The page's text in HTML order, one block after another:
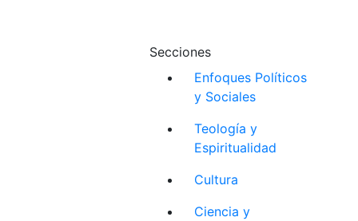
Secciones
Enfoques Políticos
y Sociales
Teología y
Espiritualidad
Cultura
Ciencia y